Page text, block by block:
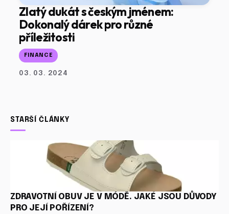
Zlatý dukát s českým jménem:
Dokonalý dárek pro různé
příležitosti
FINANCE
03. 03. 2024
STARŠÍ ČLÁNKY
ZDRAVOTNÍ OBUV JE V MÓDĚ. JAKÉ JSOU DŮVODY
PRO JEJÍ POŘÍZENÍ?